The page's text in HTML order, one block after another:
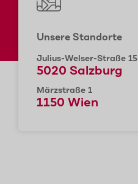
Unsere Standorte
Julius-Welser-Straße 15
5020 Salzburg
Märzstraße 1
1150 Wien